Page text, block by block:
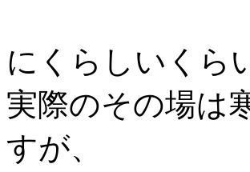
にくらしいくら
実際のその場は
すが、